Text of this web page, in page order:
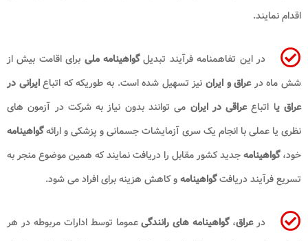
اقدام نمایند.
در این تفاهمنامه فرآیند تبدیلگواهینامه ملی برای اقامت بیش از
شش ماه درعراق و ایراننیز تسهیل شده است. به طوریکه که اتباعایرانی در
عراق یا اتباععراقی در ایران می توانند بدون نیاز به شرکت در آزمون های
نظری یا عملی با انجام یک سری آزمایشات جسمانی و پزشکی و ارائهگواهینامه
خود،گواهینامهجدید کشور مقابل را دریافت نمایند که همین موضوع منجر به
تسریع فرآیند دریافتگواهینامهو کاهش هزینه برای افراد می شود.
درعراق،گواهینامه‌ های رانندگیعموما توسط ادارات مربوطه در هر